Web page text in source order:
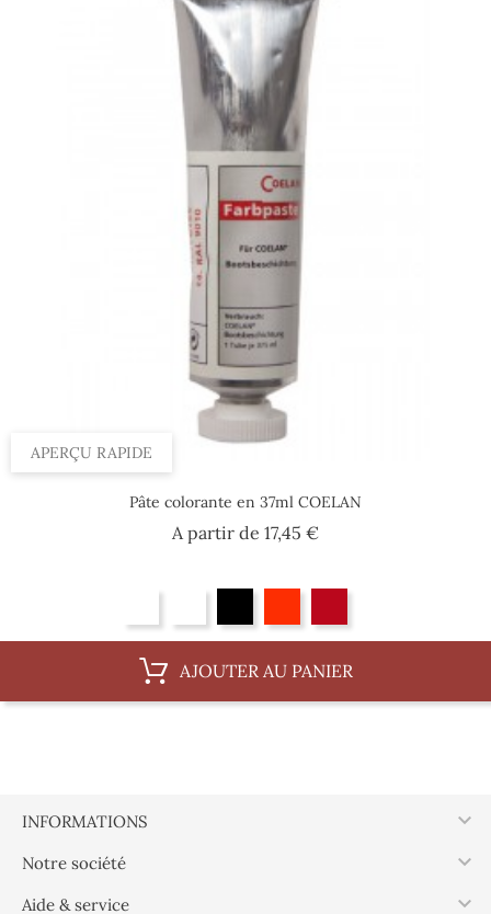
APERÇU RAPIDE
Pâte colorante en 37ml COELAN
A partir de 17,45 €Prix
AJOUTER AU PANIER
INFORMATIONS 
Notre société 
Aide & service 